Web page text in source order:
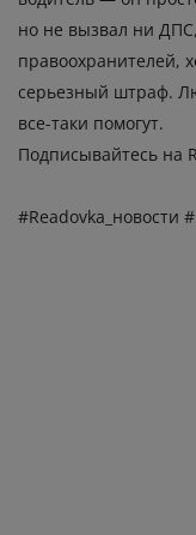
но не вызвал ни
правоохранителей,
серьезный штраф.
все-таки помогут.
Подписывайтесь на
#Readovka_новости